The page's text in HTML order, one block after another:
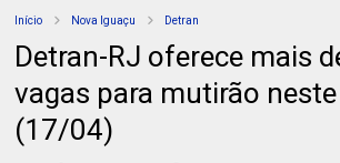
Início Nova Iguaçu Detran
Detran-RJ oferece mais
vagas para mutirão
(17/04)